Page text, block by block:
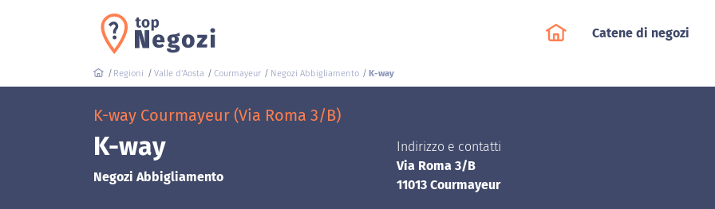
Catene di negozi
Regioni Valle d'Aosta Courmayeur Negozi Abbigliamento K-way
K-way Courmayeur (Via Roma 3/B)
K-way
Negozi Abbigliamento
Indirizzo e contatti
Via Roma 3/B
11013 Courmayeur